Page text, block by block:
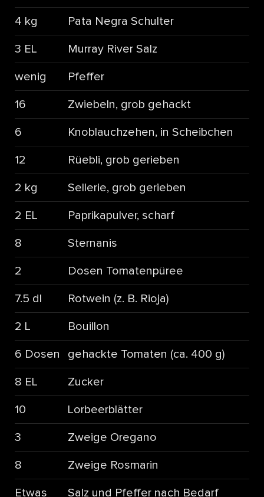
4 kg Pata Negra Schulter
3 EL Murray River Salz
wenig Pfeffer
16 Zwiebeln, grob gehackt
6 Knoblauchzehen, in Scheibchen
12 Rüebli, grob gerieben
2 kg Sellerie, grob gerieben
2 EL Paprikapulver, scharf
8 Sternanis
2 Dosen Tomatenpüree
7.5 dl Rotwein (z. B. Rioja)
2 L Bouillon
6 Dosen gehackte Tomaten (ca. 400 g)
8 EL Zucker
10 Lorbeerblätter
3 Zweige Oregano
8 Zweige Rosmarin
Etwas Salz und Pfeffer nach Bedarf